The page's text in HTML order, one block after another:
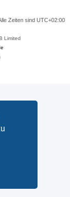
Zeiten sind UTC+02:00
Limited